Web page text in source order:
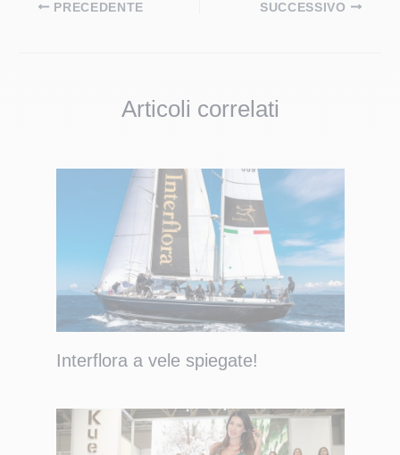
PRECEDENTE SUCCESSIVO
Articoli correlati
Interflora a vele spiegate!